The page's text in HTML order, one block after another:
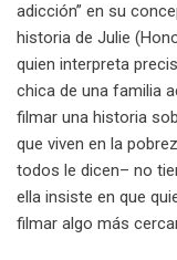
adicción” en su
historia de Julie
quien interpreta
chica de una familia
filmar una historia
que viven en la
todos le dicen– no
ella insiste en que
filmar algo más